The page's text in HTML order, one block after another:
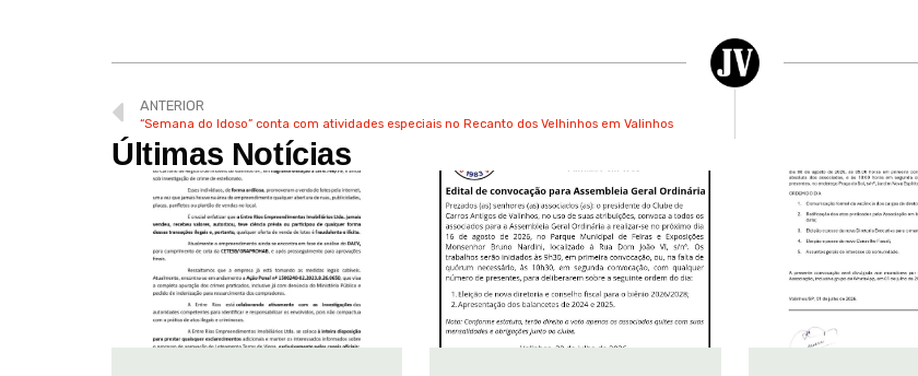
ANTERIOR
“Semana do Idoso” conta com atividades especiais no Recanto dos Velhinhos em Valinhos
Últimas Notícias